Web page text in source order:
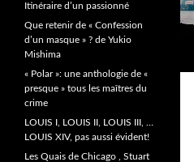
Itinéraire d’un passionné
Que retenir de « Confession
d’un masque » ? de Yukio
Mishima
« Polar »: une anthologie de «
presque » tous les maîtres du
crime
LOUIS I, LOUIS II, LOUIS III, …
LOUIS XIV, pas aussi évident!
Les Quais de Chicago , Stuart